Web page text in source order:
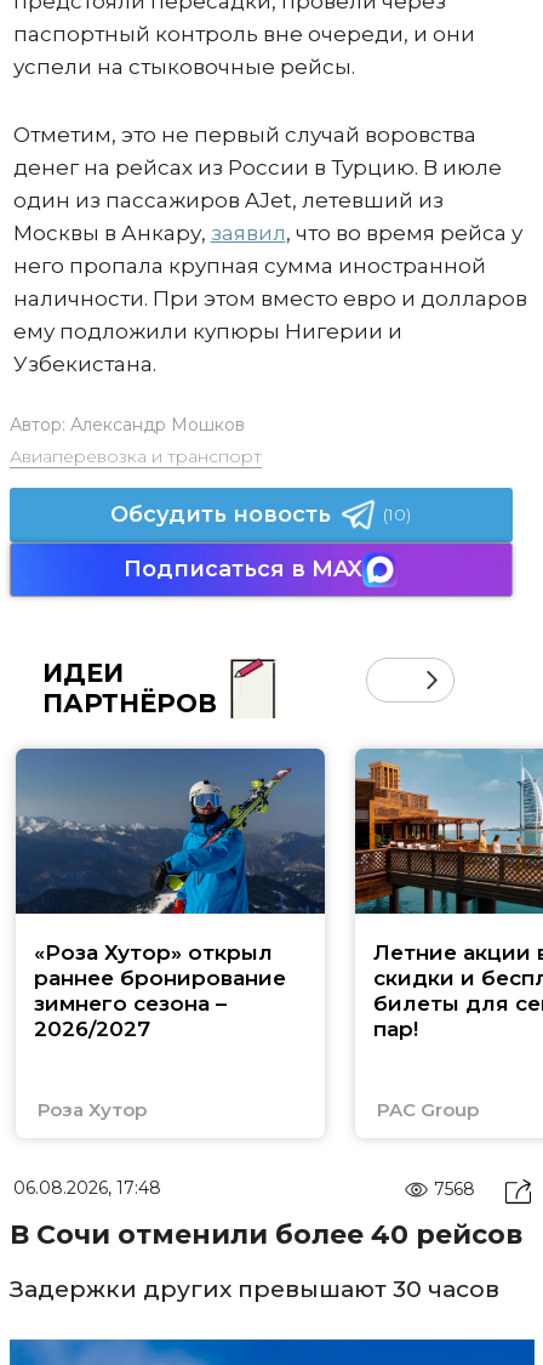
паспортный контроль вне очереди, и они
успели на стыковочные рейсы.
Отметим, это не первый случай воровства
денег на рейсах из России в Турцию. В июле
один из пассажиров AJet, летевший из
Москвы в Анкару, заявил, что во время рейса у
него пропала крупная сумма иностранной
наличности. При этом вместо евро и долларов
ему подложили купюры Нигерии и
Узбекистана.
Автор: Александр Мошков
Авиаперевозка и транспорт
Обсудить новость (10)
Подписаться в MAX
ИДЕИ
ПАРТНЁРОВ
«Роза Хутор» открыл
раннее бронирование
зимнего сезона –
2026/2027
Роза Хутор
Летние акции
скидки и
билеты для
пар!
PAC Group
06.08.2026, 17:48 7568
В Сочи отменили более 40 рейсов
Задержки других превышают 30 часов